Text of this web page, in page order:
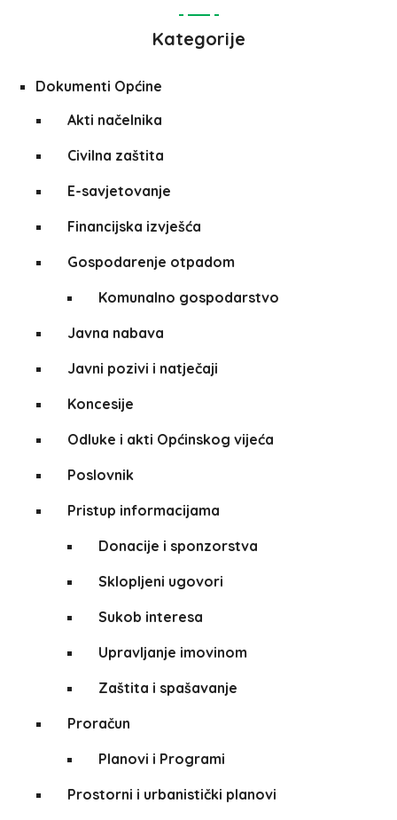
Kategorije
Dokumenti Općine
Akti načelnika
Civilna zaštita
E-savjetovanje
Financijska izvješća
Gospodarenje otpadom
Komunalno gospodarstvo
Javna nabava
Javni pozivi i natječaji
Koncesije
Odluke i akti Općinskog vijeća
Poslovnik
Pristup informacijama
Donacije i sponzorstva
Sklopljeni ugovori
Sukob interesa
Upravljanje imovinom
Zaštita i spašavanje
Proračun
Planovi i Programi
Prostorni i urbanistički planovi